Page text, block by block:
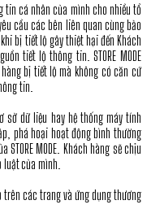
tin cá nhân của mình cho nhiều tổ
cầu các bên liên quan cùng bảo
bị tiết lộ gây thiệt hại đến Khách
tiết lộ thông tin. STORE MODE
bị tiết lộ mà không có căn cứ
tin.
sở dữ liệu hay hệ thống máy tính
phá hoại hoạt động bình thường
MODE. Khách hàng sẽ chịu
của mình.
các trang và ứng dụng thương